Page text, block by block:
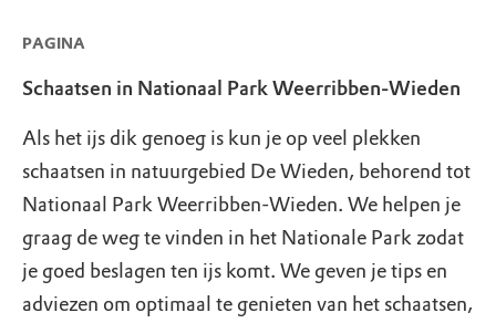
PAGINA
Schaatsen in Nationaal Park Weerribben-Wieden
Als het ijs dik genoeg is kun je op veel plekken
schaatsen in natuurgebied De Wieden, behorend tot
Nationaal Park Weerribben-Wieden. We helpen je
graag de weg te vinden in het Nationale Park zodat
je goed beslagen ten ijs komt. We geven je tips en
adviezen om optimaal te genieten van het schaatsen,